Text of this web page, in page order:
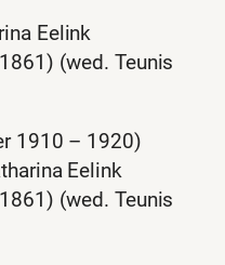
Eelink
(wed. Teunis
1910 – 1920)
Eelink
(wed. Teunis